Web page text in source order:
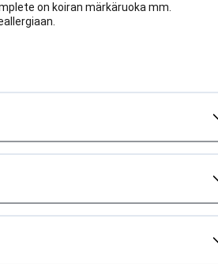
on koiran märkäruoka mm.